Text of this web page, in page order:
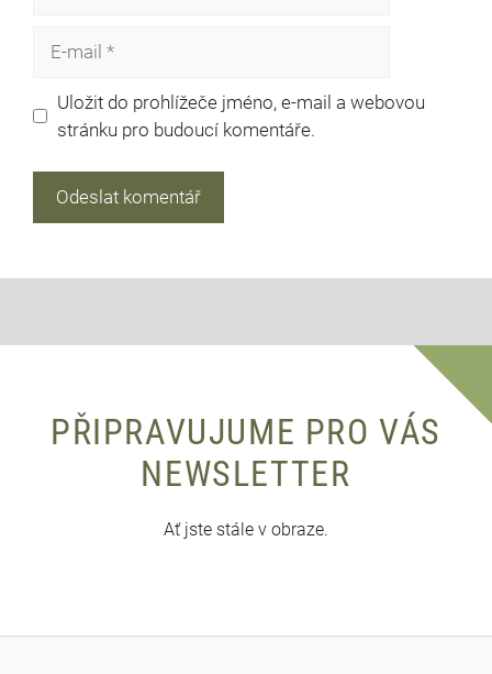
mail
Uložit do prohlížeče jméno, e-mail a webovou
stránku pro budoucí komentáře.
PŘIPRAVUJUME PRO VÁS
NEWSLETTER
Ať jste stále v obraze.